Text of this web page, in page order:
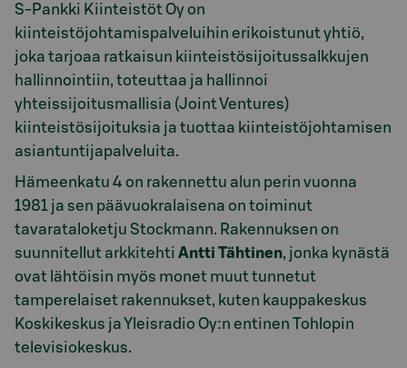
S-Pankki Kiinteistöt Oy on
kiinteistöjohtamispalveluihin erikoistunut yhtiö,
joka tarjoaa ratkaisun kiinteistösijoitussalkkujen
hallinnointiin, toteuttaa ja hallinnoi
yhteissijoitusmallisia (Joint Ventures)
kiinteistösijoituksia ja tuottaa kiinteistöjohtamisen
asiantuntijapalveluita.
Hämeenkatu 4 on rakennettu alun perin vuonna
1981 ja sen päävuokralaisena on toiminut
tavarataloketju Stockmann. Rakennuksen on
suunnitellut arkkitehti Antti Tähtinen, jonka kynästä
ovat lähtöisin myös monet muut tunnetut
tamperelaiset rakennukset, kuten kauppakeskus
Koskikeskus ja Yleisradio Oy:n entinen Tohlopin
televisiokeskus.